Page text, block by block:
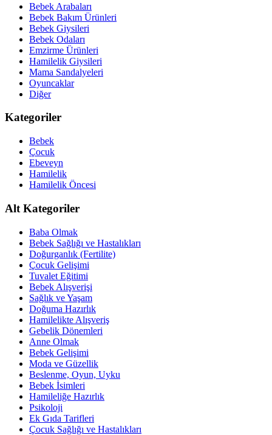
Bebek Arabaları
Bebek Bakım Ürünleri
Bebek Giysileri
Bebek Odaları
Emzirme Ürünleri
Hamilelik Giysileri
Mama Sandalyeleri
Oyuncaklar
Diğer
Kategoriler
Bebek
Çocuk
Ebeveyn
Hamilelik
Hamilelik Öncesi
Alt Kategoriler
Baba Olmak
Bebek Sağlığı ve Hastalıkları
Doğurganlık (Fertilite)
Çocuk Gelişimi
Tuvalet Eğitimi
Bebek Alışverişi
Sağlık ve Yaşam
Doğuma Hazırlık
Hamilelikte Alışveriş
Gebelik Dönemleri
Anne Olmak
Bebek Gelişimi
Moda ve Güzellik
Beslenme, Oyun, Uyku
Bebek İsimleri
Hamileliğe Hazırlık
Psikoloji
Ek Gıda Tarifleri
Çocuk Sağlığı ve Hastalıkları